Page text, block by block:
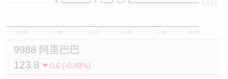
10:00 11:00 12/13 14:00 15:00 16:00
0.012
9988 阿里巴巴
123.8
0.6 (-0.48%)